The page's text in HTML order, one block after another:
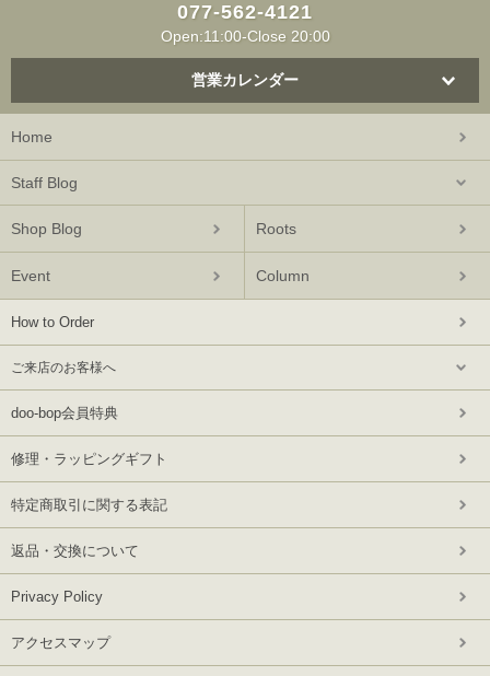
077-562-4121
Open:11:00-Close 20:00
営業カレンダー
Home
Staff Blog
Shop Blog Roots
Event Column
How to Order
ご来店のお客様へ
doo-bop会員特典
修理・ラッピングギフト
特定商取引に関する表記
返品・交換について
Privacy Policy
アクセスマップ